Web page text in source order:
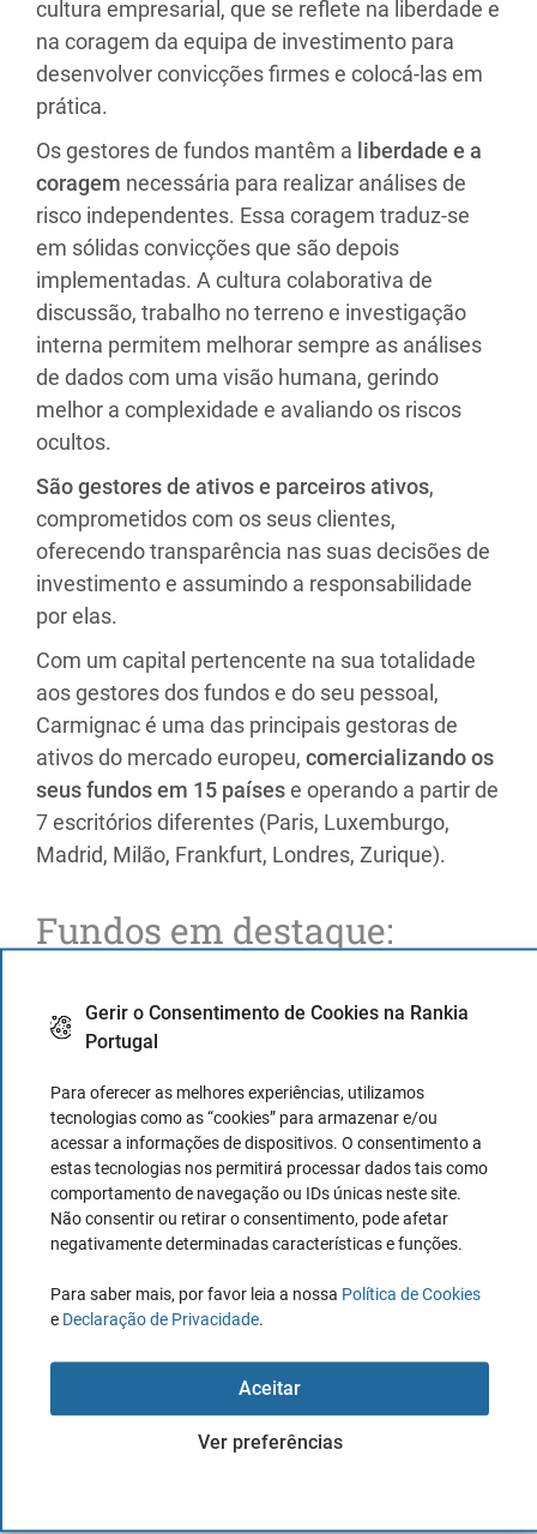
Gerir o Consentimento de Cookies na Rankia
Portugal
Para oferecer as melhores experiências, utilizamos
tecnologias como as “cookies” para armazenar e/ou
acessar a informações de dispositivos. O consentimento a
estas tecnologias nos permitirá processar dados tais como
comportamento de navegação ou IDs únicas neste site.
Não consentir ou retirar o consentimento, pode afetar
negativamente determinadas características e funções.
Para saber mais, por favor leia a nossa Política de Cookies
e Declaração de Privacidade
Aceitar
Ver preferências
cultura empresarial, que se reflete na liberdade e
na coragem da equipa de investimento para
desenvolver convicções firmes e colocá-las em
prática.
Os gestores de fundos mantêm a liberdade e a
coragem necessária para realizar análises de
risco independentes. Essa coragem traduz-se
em sólidas convicções que são depois
implementadas. A cultura colaborativa de
discussão, trabalho no terreno e investigação
interna permitem melhorar sempre as análises
de dados com uma visão humana, gerindo
melhor a complexidade e avaliando os riscos
ocultos.
São gestores de ativos e parceiros ativos,
comprometidos com os seus clientes,
oferecendo transparência nas suas decisões de
investimento e assumindo a responsabilidade
por elas.
Com um capital pertencente na sua totalidade
aos gestores dos fundos e do seu pessoal,
Carmignac é uma das principais gestoras de
ativos do mercado europeu, comercializando os
seus fundos em 15 paísese operando a partir de
7 escritórios diferentes (Paris, Luxemburgo,
Madrid, Milão, Frankfurt, Londres, Zurique).
Fundos em destaque:
Carmignac Patrimoine
Carmignac Portfolio Flexible Bond
Carmignac Portfolio Grande Europe
Carmignac Portfolio Grandchildren
Gestão de ações
Carmignac Portfolio Investissement
Carmignac Portfolio Emergents